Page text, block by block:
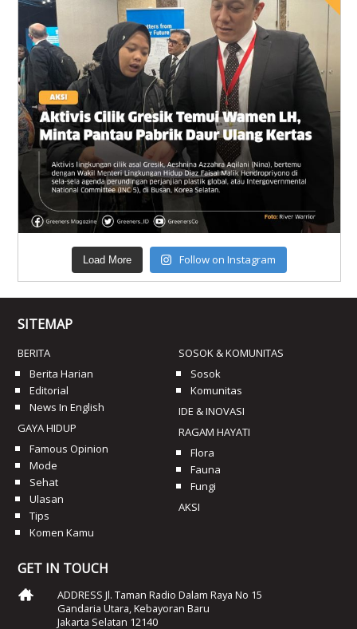
Load More Follow on Instagram
SITEMAP
BERITA
Berita Harian
Editorial
News In English
GAYA HIDUP
Famous Opinion
Mode
Sehat
Ulasan
Tips
Komen Kamu
SOSOK & KOMUNITAS
Sosok
Komunitas
IDE & INOVASI
RAGAM HAYATI
Flora
Fauna
Fungi
AKSI
GET IN TOUCH
ADDRESS Jl. Taman Radio Dalam Raya No 15
Gandaria Utara, Kebayoran Baru
Jakarta Selatan 12140